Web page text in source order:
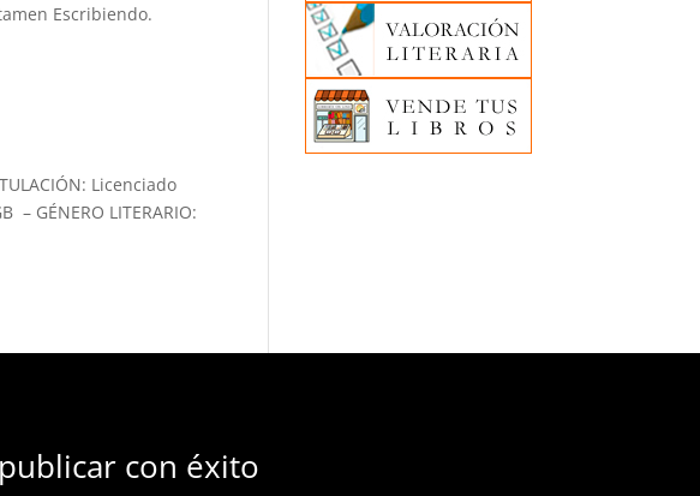
Escribiendo.
Licenciado
– GÉNERO LITERARIO:
con éxito